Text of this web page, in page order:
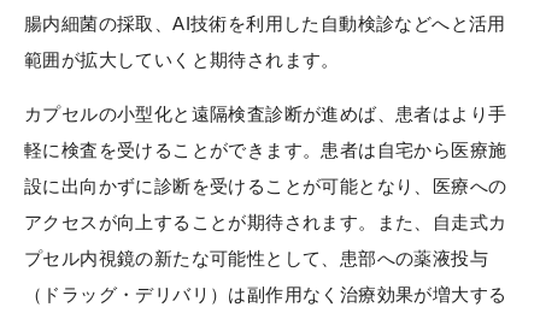
腸内細菌の採取、AI技術を利用した自動検診などへと活用
範囲が拡大していくと期待されます。
カプセルの小型化と遠隔検査診断が進めば、患者はより手
軽に検査を受けることができます。患者は自宅から医療施
設に出向かずに診断を受けることが可能となり、医療への
アクセスが向上することが期待されます。また、自走式カ
プセル内視鏡の新たな可能性として、患部への薬液投与
（ドラッグ・デリバリ）は副作用なく治療効果が増大する